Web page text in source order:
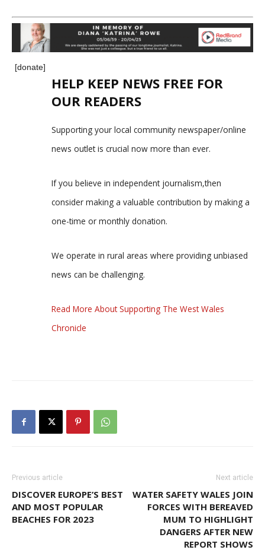
[donate]
HELP KEEP NEWS FREE FOR
OUR READERS
Supporting your local community newspaper/online
news outlet is crucial now more than ever.
If you believe in independent journalism,then
consider making a valuable contribution by making a
one-time or monthly donation.
We operate in rural areas where providing unbiased
news can be challenging.
Read More About Supporting The West Wales
Chronicle
Previous article
DISCOVER EUROPE’S BEST
AND MOST POPULAR
BEACHES FOR 2023
Next article
WATER SAFETY WALES JOIN
FORCES WITH BEREAVED
MUM TO HIGHLIGHT
DANGERS AFTER NEW
REPORT SHOWS